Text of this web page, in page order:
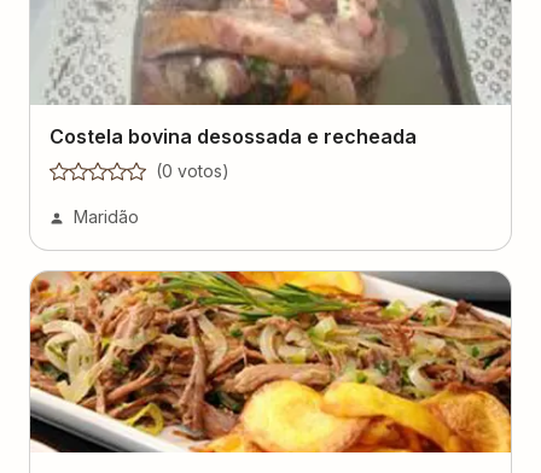
Costela bovina desossada e recheada
(0 votos)
Maridão